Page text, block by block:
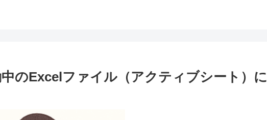
のExcelファイル（アクティブシート）に